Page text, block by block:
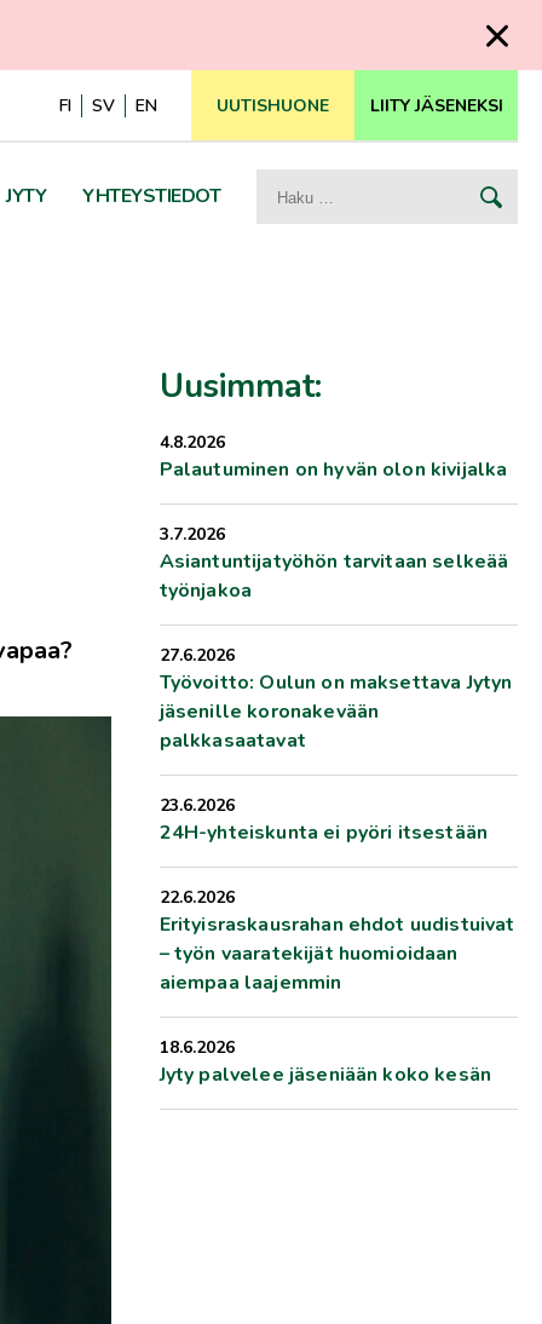
FI SV EN UUTISHUONE LIITY JÄSENEKSI
JYTY YHTEYSTIEDOT Haku:
Uusimmat:
4.8.2026
Palautuminen on hyvän olon kivijalka
3.7.2026
Asiantuntijatyöhön tarvitaan selkeää
työnjakoa
27.6.2026
Työvoitto: Oulun on maksettava Jytyn
jäsenille koronakevään
palkkasaatavat
23.6.2026
24H-yhteiskunta ei pyöri itsestään
22.6.2026
Erityisraskausrahan ehdot uudistuivat
– työn vaaratekijät huomioidaan
aiempaa laajemmin
18.6.2026
Jyty palvelee jäseniään koko kesän